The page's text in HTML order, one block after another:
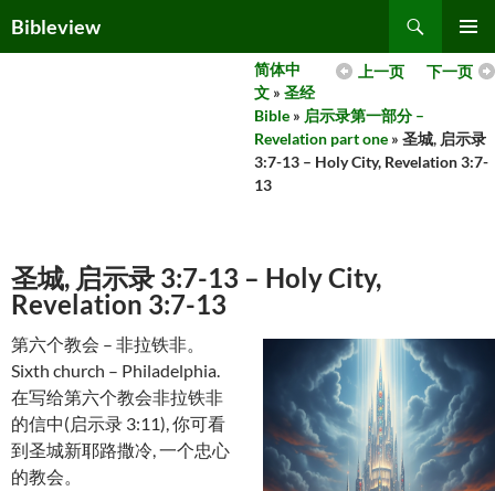
toBibleview
MENU
下一页
上一页
简体中
文 » 圣经
Bible » 启示录第一部分 –
Revelation part one » 圣城, 启示录
3:7-13 – Holy City, Revelation 3:7-
13
圣城, 启示录 3:7-13 – Holy City,
Revelation 3:7-13
第六个教会 – 非拉铁非。
Sixth church – Philadelphia.
在写给第六个教会非拉铁非
的信中(启示录 3:11), 你可看
到圣城新耶路撒冷, 一个忠心
的教会。